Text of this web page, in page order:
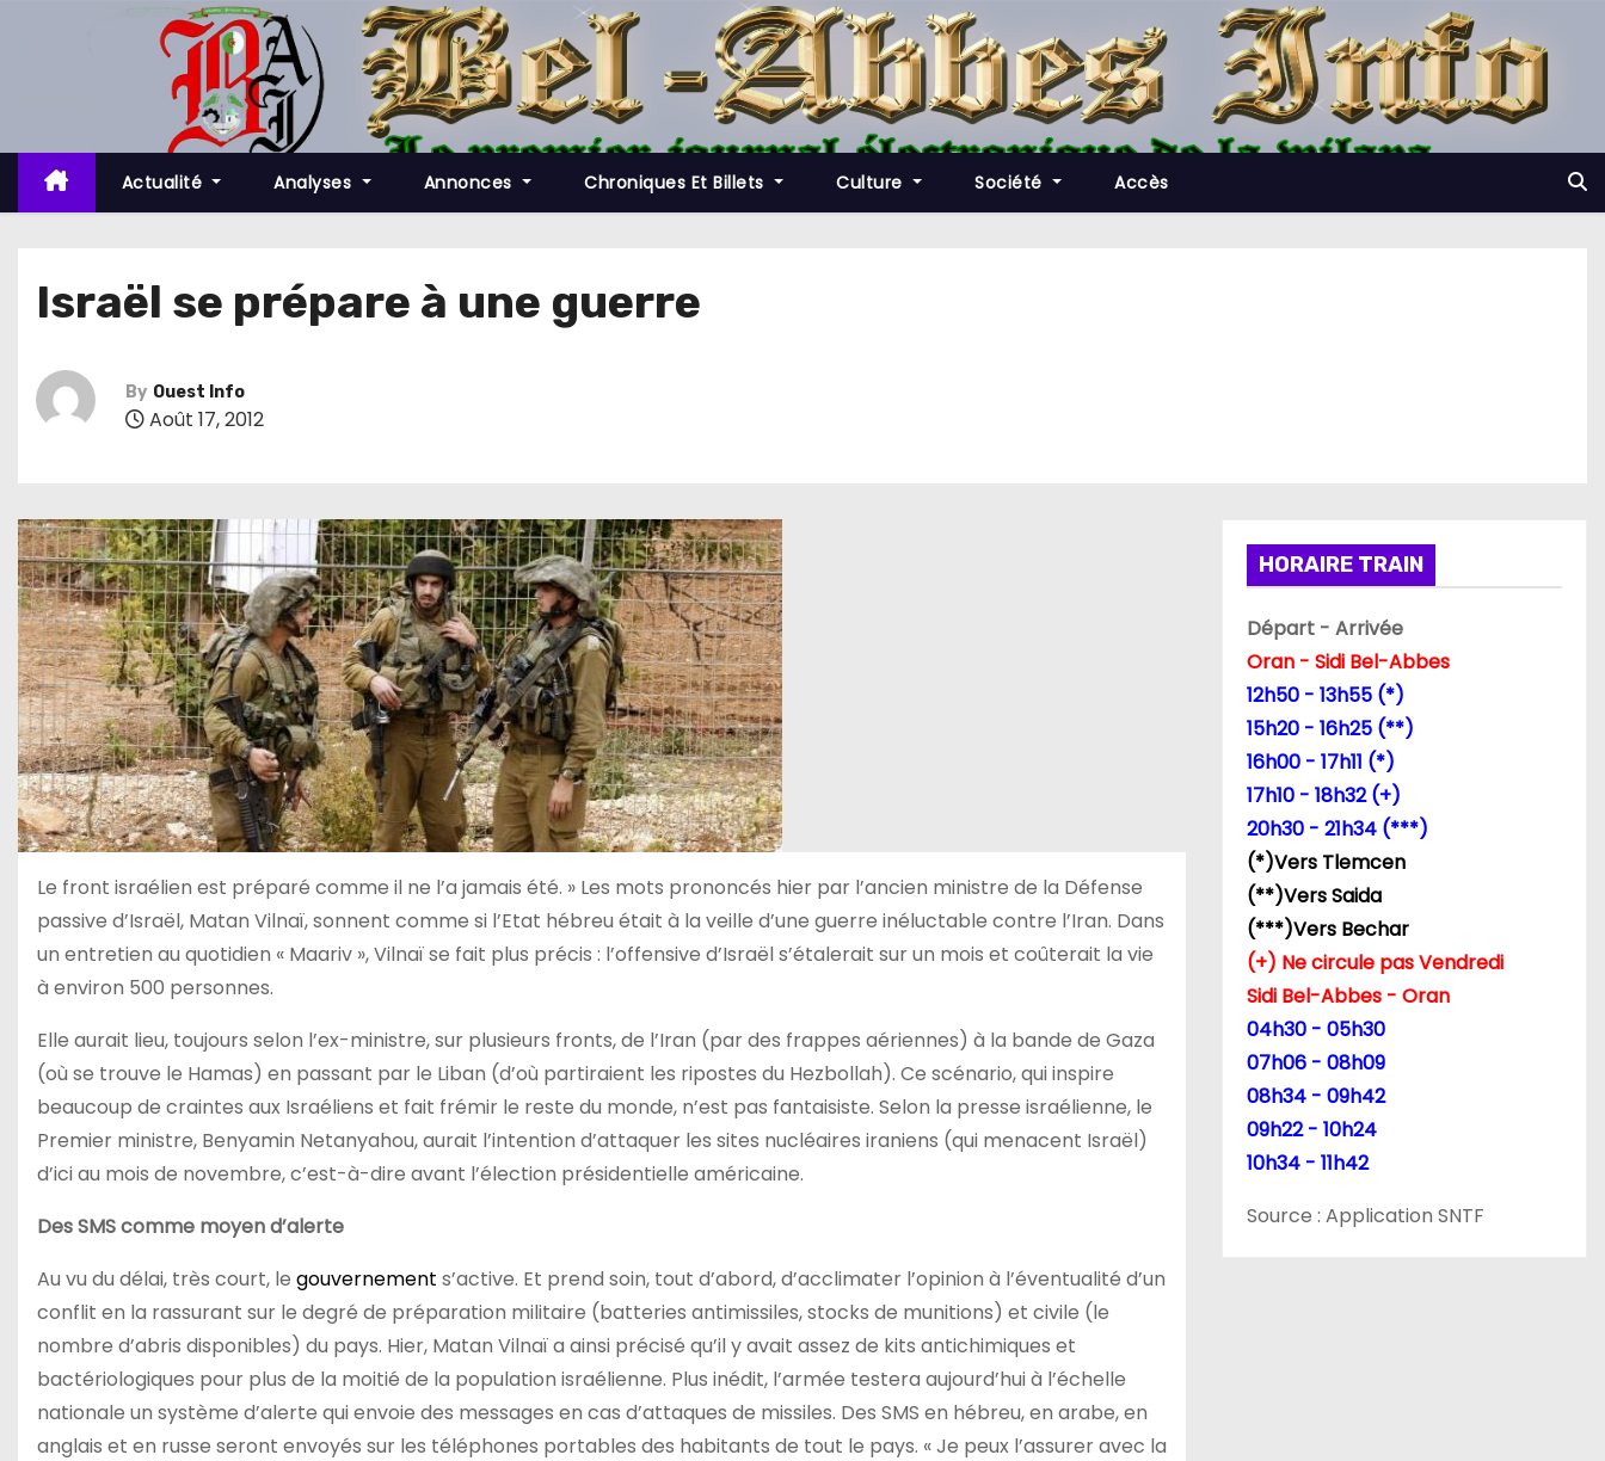
t
c
Actualité Analyses Annonces Chroniques Et Billets Culture Société Accès
Israël se prépare à une guerre
By Ouest Info
Août 17, 2012
Le front israélien est préparé comme il ne l’a jamais été. » Les mots prononcés hier par l’ancien ministre de la Défense
passive d’Israël, Matan Vilnaï, sonnent comme si l’Etat hébreu était à la veille d’une guerre inéluctable contre l’Iran. Dans
un entretien au quotidien « Maariv », Vilnaï se fait plus précis : l’offensive d’Israël s’étalerait sur un mois et coûterait la vie
à environ 500 personnes.
Elle aurait lieu, toujours selon l’ex-ministre, sur plusieurs fronts, de l’Iran (par des frappes aériennes) à la bande de Gaza
(où se trouve le Hamas) en passant par le Liban (d’où partiraient les ripostes du Hezbollah). Ce scénario, qui inspire
beaucoup de craintes aux Israéliens et fait frémir le reste du monde, n’est pas fantaisiste. Selon la presse israélienne, le
Premier ministre, Benyamin Netanyahou, aurait l’intention d’attaquer les sites nucléaires iraniens (qui menacent Israël)
d’ici au mois de novembre, c’est-à-dire avant l’élection présidentielle américaine.
Des SMS comme moyen d’alerte
Au vu du délai, très court, le gouvernement s’active. Et prend soin, tout d’abord, d’acclimater l’opinion à l’éventualité d’un
conflit en la rassurant sur le degré de préparation militaire (batteries antimissiles, stocks de munitions) et civile (le
nombre d’abris disponibles) du pays. Hier, Matan Vilnaï a ainsi précisé qu’il y avait assez de kits antichimiques et
bactériologiques pour plus de la moitié de la population israélienne. Plus inédit, l’armée testera aujourd’hui à l’échelle
nationale un système d’alerte qui envoie des messages en cas d’attaques de missiles. Des SMS en hébreu, en arabe, en
anglais et en russe seront envoyés sur les téléphones portables des habitants de tout le pays. « Je peux l’assurer avec la
HORAIRE TRAIN
Départ - Arrivée
Oran - Sidi Bel-Abbes
12h50 - 13h55 (*)
15h20 - 16h25 (**)
16h00 - 17h11 (*)
17h10 - 18h32 (+)
20h30 - 21h34 (***)
(*)Vers Tlemcen
(**)Vers Saida
(***)Vers Bechar
(+) Ne circule pas Vendredi
Sidi Bel-Abbes - Oran
04h30 - 05h30
07h06 - 08h09
08h34 - 09h42
09h22 - 10h24
10h34 - 11h42
Source : Application SNTF